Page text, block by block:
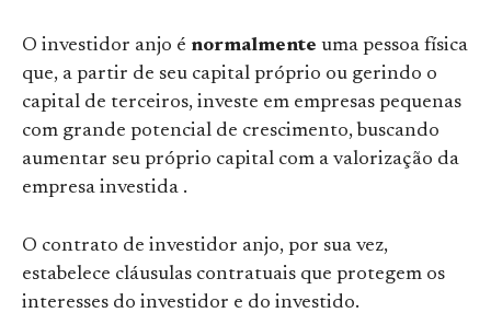
O investidor anjo é normalmente uma pessoa física
que, a partir de seu capital próprio ou gerindo o
capital de terceiros, investe em empresas pequenas
com grande potencial de crescimento, buscando
aumentar seu próprio capital com a valorização da
empresa investida .
O contrato de investidor anjo, por sua vez,
estabelece cláusulas contratuais que protegem os
interesses do investidor e do investido.